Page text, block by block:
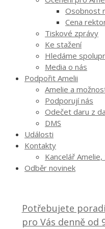
Osobnost
Cena
Tiskové zprávy
Ke stažení
Hledáme
Media o nás
Podpořit Amelii
Amelie a
Podporují nás
Odečet daru z
DMS
Události
Kontakty
Kancelář Amelie,
Odběr novinek
Potřebujete
pro Vás denně od